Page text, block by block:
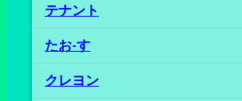
テナント
たお‐す
クレヨン